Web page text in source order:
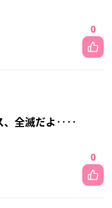
0
、全滅だよ‥‥
0